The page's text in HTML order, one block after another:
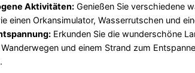
Aktivitäten:Genießen Sie verschiedene
einen Orkansimulator, Wasserrutschen und
Erkunden Sie die wunderschöne
und einem Strand zum